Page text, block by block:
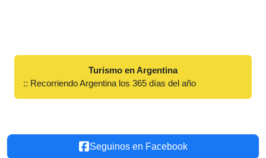
Turismo en Argentina
:: Recorriendo Argentina los 365 días del año
Seguinos en Facebook